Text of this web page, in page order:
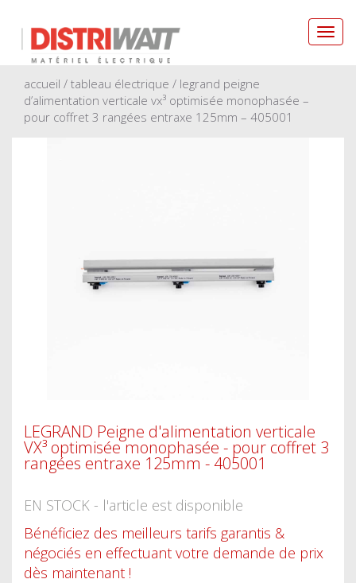
accueil / tableau électrique / legrand peigne
d’alimentation verticale vx³ optimisée monophasée –
pour coffret 3 rangées entraxe 125mm – 405001
LEGRAND Peigne d'alimentation verticale
VX³ optimisée monophasée - pour coffret 3
rangées entraxe 125mm - 405001
EN STOCK - l'article est disponible
Bénéficiez des meilleurs tarifs garantis &
négociés en effectuant votre demande de prix
dès maintenant !